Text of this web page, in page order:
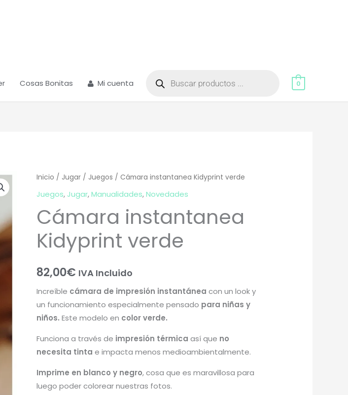
Cosas Bonitas Mi cuenta productos 0
Inicio / Jugar / Juegos / Cámara instantanea Kidyprint verde
Juegos, Jugar,Manualidades,Novedades
Cámara instantanea
Kidyprint verde
82,00€ IVA Incluido
Increíble cámara de impresión instantánea con un look y
un funcionamiento especialmente pensado para niñas y
niños. Este modelo en color verde.
Funciona a través de impresión térmica así que no
necesita tinta e impacta menos medioambientalmente.
Imprime en blanco y negro, cosa que es maravillosa para
luego poder colorear nuestras fotos.